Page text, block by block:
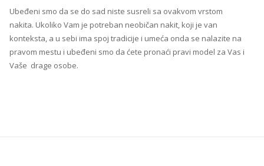
Ubeđeni smo da se do sad niste susreli sa ovakvom vrstom
nakita. Ukoliko Vam je potreban neobičan nakit, koji je van
konteksta, a u sebi ima spoj tradicije i umeća onda se nalazite na
pravom mestu i ubeđeni smo da ćete pronaći pravi model za Vas i
Vaše drage osobe.